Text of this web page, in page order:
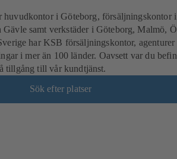
huvudkontor i Göteborg, försäljningskontor i
samt verkstäder i Göteborg, Malmö,
har KSB försäljningskontor, agenturer
i mer än 100 länder. Oavsett var du
tillgång till vår kundtjänst.
Sök efter platser